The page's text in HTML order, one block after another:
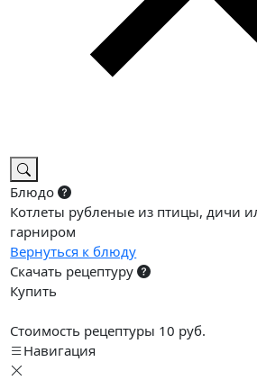
Блюдо
Котлеты рубленые из птицы, дичи
гарниром
Вернуться к блюду
Скачать рецептуру
Купить
Стоимость рецептуры 10 руб.
Навигация